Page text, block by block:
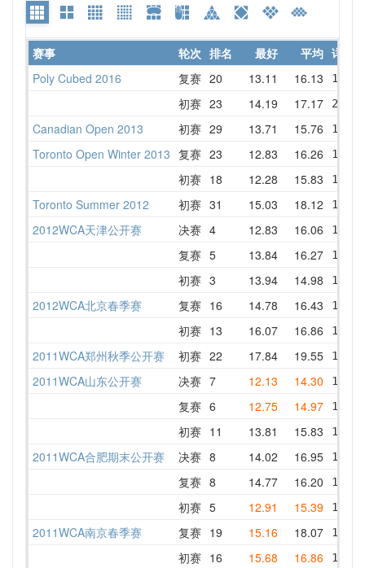
赛事 轮次 排名 最好 平均 详情
Poly Cubed 2016
复赛 20 13.11 16.13
初赛 23 14.19 17.17
Canadian Open 2013 初赛 29 13.71 15.76
Toronto Open Winter 2013 复赛 23 12.83 16.26
初赛 18 12.28 15.83
Toronto Summer 2012 初赛 31 15.03 18.12
2012WCA天津公开赛 决赛 4 12.83 16.06
复赛 5 13.84 16.27
初赛 3 13.94 14.98
2012WCA北京春季赛 复赛 16 14.78 16.43
初赛 13 16.07 16.86
2011WCA郑州秋季公开赛 初赛 22 17.84 19.55
2011WCA山东公开赛 决赛 7 12.13 14.30
复赛 6 12.75 14.97
初赛 11 13.81 15.83
2011WCA合肥期末公开赛 决赛 8 14.02 16.95
复赛 8 14.77 16.20
初赛 5 12.91 15.39
2011WCA南京春季赛 复赛 19 15.16 18.07
初赛 16 15.68 16.86